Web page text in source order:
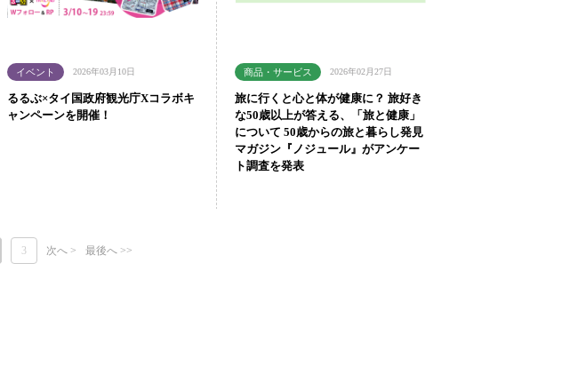
2026年03月10日
るるぶ×タイ国政府観光庁Xコラボキ
ャンペーンを開催！
2026年02月27日
旅に行くと心と体が健康に？ 旅好き
な50歳以上が答える、「旅と健康」
について 50歳からの旅と暮らし発見
マガジン『ノジュール』がアンケー
ト調査を発表
3 次へ > 最後へ >>